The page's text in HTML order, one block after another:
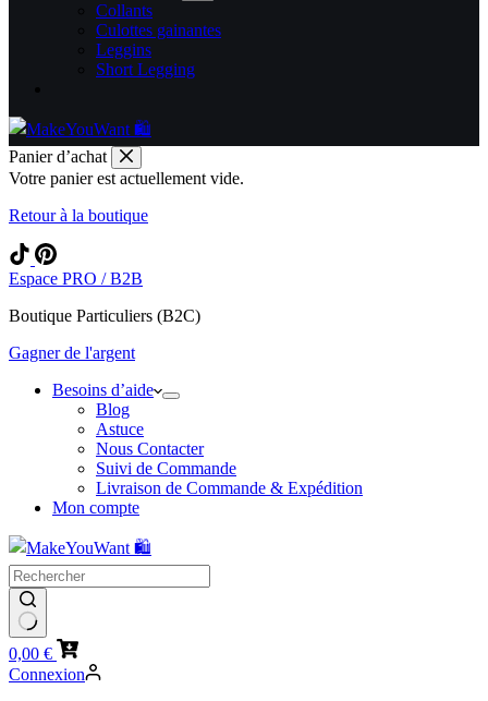
Collants
Culottes gainantes
Leggins
Short Legging
Panier d’achat
Votre panier est actuellement vide.
Retour à la boutique
Espace PRO / B2B
Boutique Particuliers (B2C)
Gagner de l'argent
Besoins d’aide
Blog
Astuce
Nous Contacter
Suivi de Commande
Livraison de Commande & Expédition
Mon compte
Panier
d’achat
0,00 €
Connexion